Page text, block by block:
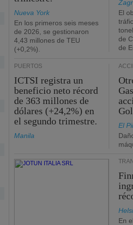
Nueva York
En los primeros seis meses
de 2026, se gestionaron
4,43 millones de TEU
(+0,2%).
El
de
de
PUERTOS
ICTSI registra un
beneficio neto récord
de 363 millones de
dólares (+24,2%) en
el segundo trimestre.
Manila
El
En